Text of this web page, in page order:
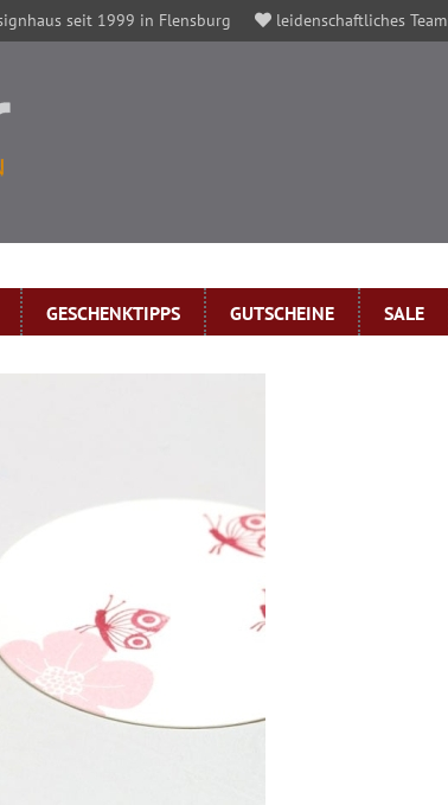
seit 1999 in Flensburg leidenschaftliches Team
GESCHENKTIPPS GUTSCHEINE SALE